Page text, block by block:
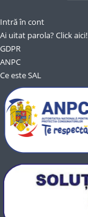
Intră în cont
Ai uitat parola? Click aici!
GDPR
ANPC
Ce este SAL